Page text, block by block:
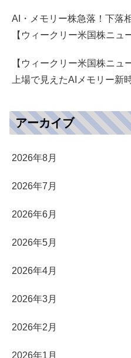
AI・メモリー株急落！下落
【ウィークリー米国株ニュ
【ウィークリー米国株ニュ
上場で見えたAIメモリー新
アーカイブ
2026年8月
2026年7月
2026年6月
2026年5月
2026年4月
2026年3月
2026年2月
2026年1月